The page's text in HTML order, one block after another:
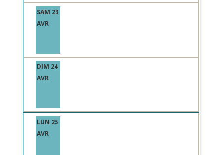
SAM 23
AVR
DIM 24
AVR
LUN 25
AVR